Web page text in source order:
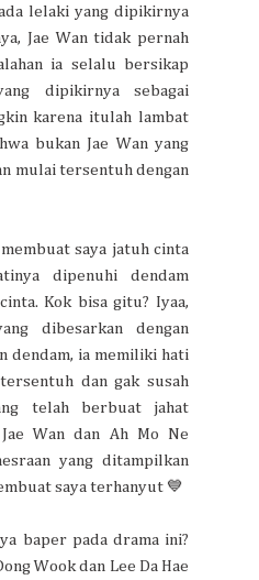
lelaki yang dipikirnya
Jae Wan tidak pernah
ia selalu bersikap
dipikirnya sebagai
karena itulah lambat
bukan Jae Wan yang
mulai tersentuh dengan
membuat saya jatuh cinta
dipenuhi dendam
Kok bisa gitu? Iyaa,
dibesarkan dengan
dendam, ia memiliki hati
dan gak susah
telah berbuat jahat
Wan dan Ah Mo Ne
yang ditampilkan
saya terhanyut 💙
baper pada drama ini?
Wook dan Lee Da Hae